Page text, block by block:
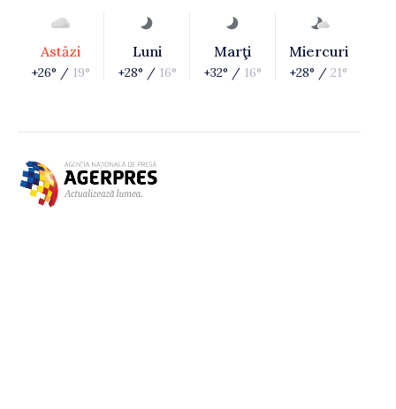
Astăzi
+26° / 19°
Luni
+28° / 16°
Marţi
+32° / 16°
Miercuri
+28° / 21°